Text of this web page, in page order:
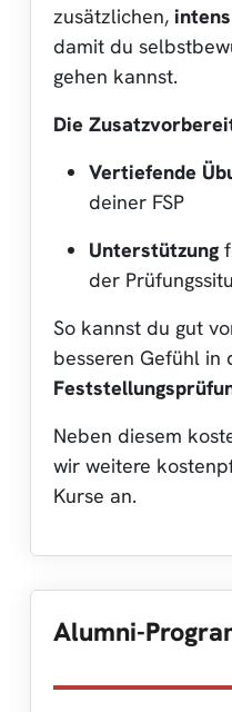
zusätzlichen,
damit du
gehen kannst.
Die
Vertiefende
deiner FSP
Unterstützung
der
So kannst du gut
besseren Gefühl in
Neben diesem
wir weitere
Kurse an.
Alumni-